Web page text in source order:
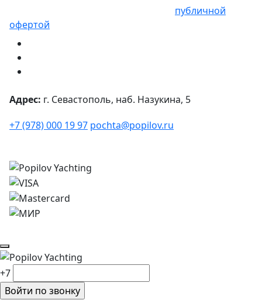
публичной
офертой
Адрес: г. Севастополь, наб. Назукина, 5
+7 (978) 000 19 97 pochta@popilov.ru
+7